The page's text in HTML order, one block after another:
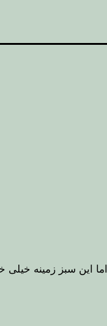
این سبز زمینه